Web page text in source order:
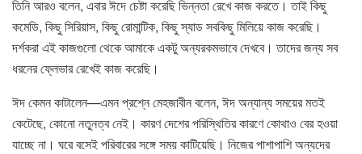
তিনি আরও বলেন, এবার ঈদে চেষ্টা করেছি ভিন্নতা রেখে কাজ করতে। তাই কিছু
কমেডি, কিছু সিরিয়াস, কিছু রোমান্টিক, কিছু স্যাড সবকিছু মিলিয়ে কাজ করেছি।
দর্শকরা এই কাজগুলো থেকে আমাকে একটু অন্যরকমভাবে দেখবে। তাদের জন্য সব
ধরনের ফ্লেভার রেখেই কাজ করেছি।
ঈদ কেমন কাটালেন—এমন প্রশ্নে মেহজাবীন বলেন, ঈদ অন্যান্য সময়ের মতই
কেটেছে, কোনো নতুনত্ব নেই। কারণ দেশের পরিস্থিতির কারণে কোথাও বের হওয়া
যাচ্ছে না। ঘরে বসেই পরিবারের সঙ্গে সময় কাটিয়েছি। নিজের পাশাপাশি অন্যদের